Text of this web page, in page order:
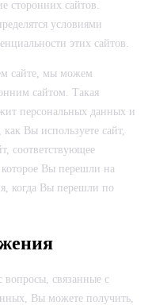
сторонних сайтов.
условиями
этих сайтов.
сайте, мы можем
сайтом. Такая
персональных данных и
Вы используете сайт,
соответствующее
Вы перешли на
когда Вы перешли по
связанные с
Вы можете получить,